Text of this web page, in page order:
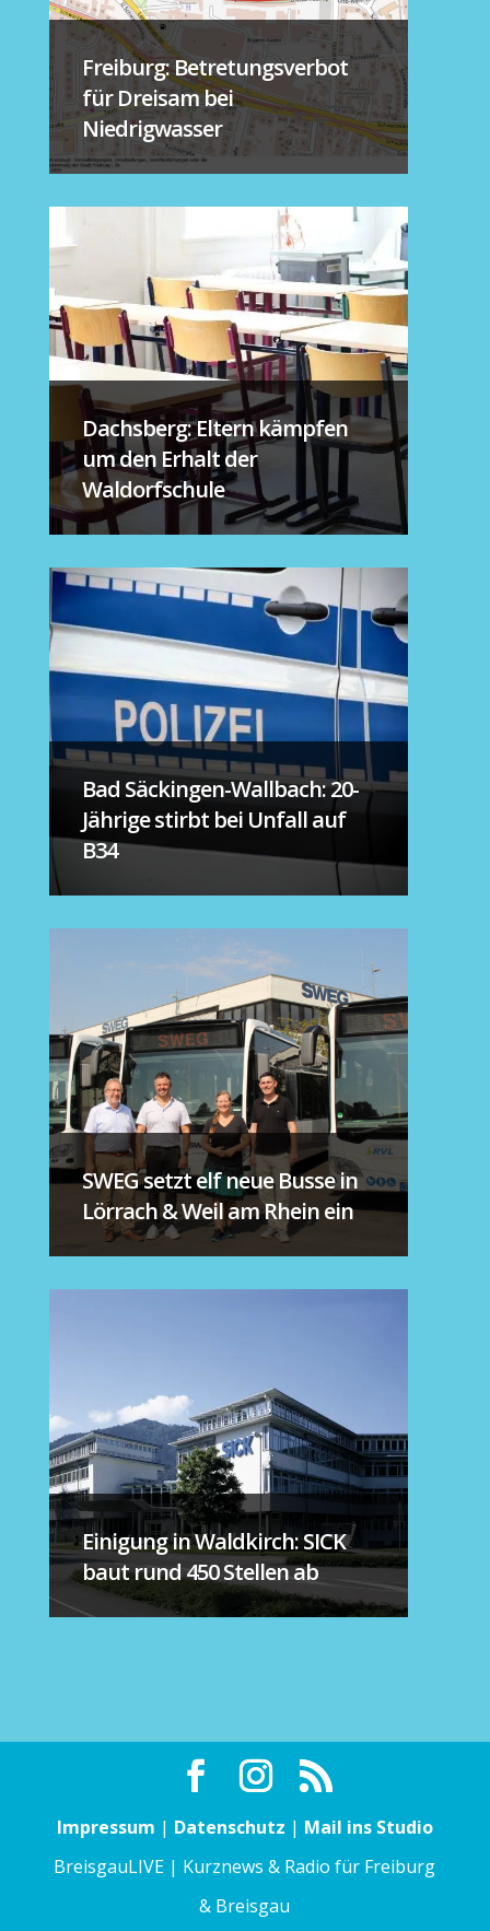
Freiburg: Betretungsverbot
für Dreisam bei
Niedrigwasser
Dachsberg: Eltern kämpfen
um den Erhalt der
Waldorfschule
Bad Säckingen-Wallbach: 20-
Jährige stirbt bei Unfall auf
B34
SWEG setzt elf neue Busse in
Lörrach & Weil am Rhein ein
Einigung in Waldkirch: SICK
baut rund 450 Stellen ab
Impressum | Datenschutz | Mail ins Studio
BreisgauLIVE | Kurznews & Radio für Freiburg
& Breisgau